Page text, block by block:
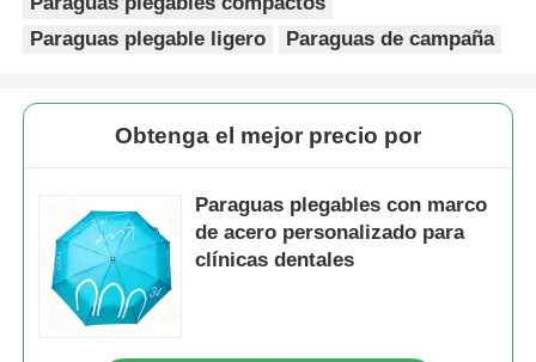
Paraguas plegable ligero
Paraguas de campaña
Obtenga el mejor precio por
Paraguas plegables con marco
de acero personalizado para
clínicas dentales